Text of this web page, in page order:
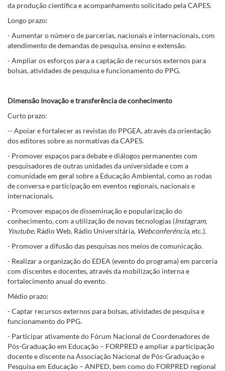
da produção científica e acompanhamento solicitado pela CAPES.
Longo prazo:
- Aumentar o número de parcerias, nacionais e internacionais, com
atendimento de demandas de pesquisa, ensino e extensão.
- Ampliar os esforços para a captação de recursos externos para
bolsas, atividades de pesquisa e funcionamento do PPG.
Dimensão Inovação e transferência de conhecimento
Curto prazo:
-- Apoiar e fortalecer as revistas do PPGEA, através da orientação
dos editores sobre as normativas da CAPES.
- Promover espaços para debate e diálogos permanentes com
pesquisadores de outras unidades da universidade e com a
comunidade em geral sobre a Educação Ambiental, como as rodas
de conversa e participação em eventos regionais, nacionais e
internacionais.
- Promover espaços de disseminação e popularização do
conhecimento, com a utilização de novas tecnologias (Instagram,
Youtube, Rádio Web, Rádio Universitária, Webconferência, etc.).
- Promover a difusão das pesquisas nos meios de comunicação.
- Realizar a organização do EDEA (evento do programa) em parceria
com discentes e docentes, através da mobilização interna e
fortalecimento anual do evento.
Médio prazo:
- Captar recursos externos para bolsas, atividades de pesquisa e
funcionamento do PPG.
- Participar ativamente do Fórum Nacional de Coordenadores de
Pós-Graduação em Educação – FORPRED e ampliar a participação
docente e discente na Associação Nacional de Pós-Graduação e
Pesquisa em Educação – ANPED, bem como do FORPRED regional